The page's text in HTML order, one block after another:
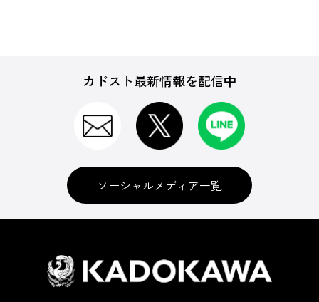
カドスト最新情報を配信中
ソーシャルメディア一覧